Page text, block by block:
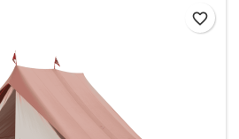
favorite_border